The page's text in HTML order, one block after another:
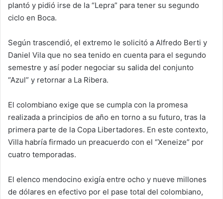
plantó y pidió irse de la “Lepra” para tener su segundo
ciclo en Boca.
Según trascendió, el extremo le solicitó a Alfredo Berti y
Daniel Vila que no sea tenido en cuenta para el segundo
semestre y así poder negociar su salida del conjunto
“Azul” y retornar a La Ribera.
El colombiano exige que se cumpla con la promesa
realizada a principios de año en torno a su futuro, tras la
primera parte de la Copa Libertadores. En este contexto,
Villa habría firmado un preacuerdo con el “Xeneize” por
cuatro temporadas.
El elenco mendocino exigía entre ocho y nueve millones
de dólares en efectivo por el pase total del colombiano,